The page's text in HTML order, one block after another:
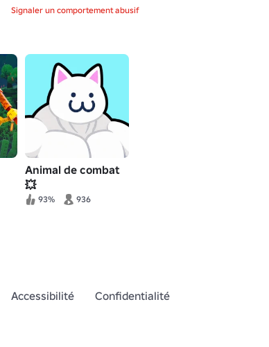
Signaler un comportement abusif
Animal de combat
💥
93% 936
Accessibilité
Confidentialité